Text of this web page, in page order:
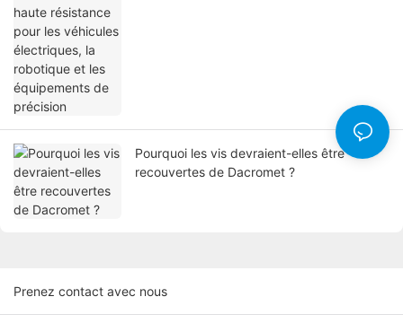
Pourquoi les vis devraient-elles être
recouvertes de Dacromet ?
Prenez contact avec nous